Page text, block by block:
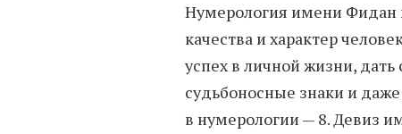
Нумерология имени Фидан
качества и характер
успех в личной жизни,
судьбоносные знаки и
в нумерологии — 8. Девиз